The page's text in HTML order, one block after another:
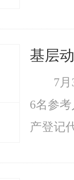
基层
7月31
6名参
产登记